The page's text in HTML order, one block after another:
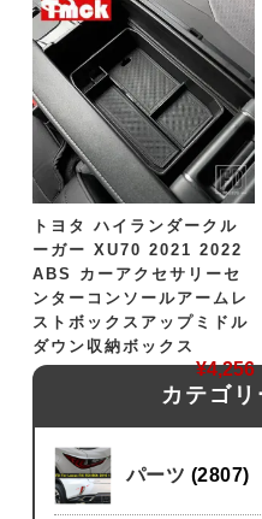
カテゴ
パーツ (2807)
トヨタ ハイランダークル
ーガー XU70 2021 2022
ABS カーアクセサリーセ
ンターコンソールアームレ
ストボックスアップミドル
ダウン収納ボックス
¥4,256